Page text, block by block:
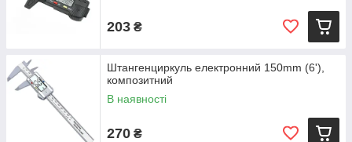
203 ₴
Штангенциркуль електронний 150mm (6'),
композитний
В наявності
270 ₴